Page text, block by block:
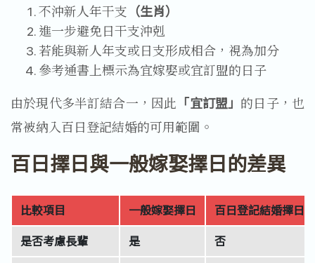
不沖新人年干支 （生肖）
進一步避免日干支沖剋
若能與新人年支或日支形成相合，視為加分
參考通書上標示為宜嫁娶或宜訂盟的日子
由於現代多半訂結合一，因此 「宜訂盟」 的日子，也
常被納入百日登記結婚的可用範圍。
百日擇日與一般嫁娶擇日的差異
比較項目 一般嫁娶擇日
百日登記結婚擇日
是否考慮長輩
是
否